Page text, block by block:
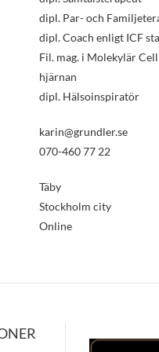
dipl. Par- och
dipl. Coach enligt ICF
Fil. mag. i Molekylär
hjärnan
dipl. Hälsoinspiratör
karin@grundler.se
070-460 77 22
Täby
Stockholm city
Online